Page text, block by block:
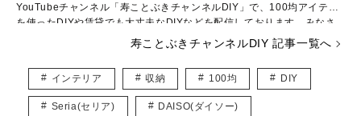
YouTubeチャンネル「寿ことぶきチャンネルDIY」で、100均アイテム
を使ったDIYや賃貸でも大丈夫なDIYなどを配信しております。みなさ
んのDIYライフをより良くする参考にしていただけるようなコンテンツ
を投稿したいと思いますので、よろしくお願いします！！
◆YouTube
https://www.youtube.com/channel/UCEz7AEXUmlV5N65D7O6747Q/
featured
寿ことぶきチャンネルDIY 記事一覧へ
インテリア 収納 100均 DIY
Seria(セリア) DAISO(ダイソー)